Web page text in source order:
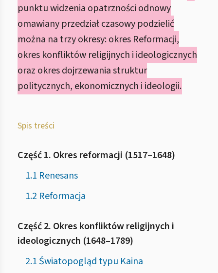
punktu widzenia opatrzności odnowy
omawiany przedział czasowy podzielić
można na trzy okresy: okres Reformacji,
okres konfliktów religijnych i ideologicznych
oraz okres dojrzewania struktur
politycznych, ekonomicznych i ideologii.
Spis treści
Część 1. Okres reformacji (1517–1648)
1.1 Renesans
1.2 Reformacja
Część 2. Okres konfliktów religijnych i
ideologicznych (1648–1789)
2.1 Światopogląd typu Kaina